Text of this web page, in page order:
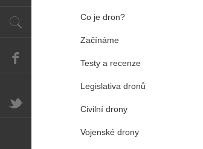
Co je dron?
Začínáme
Testy a recenze
Legislativa dronů
Civilní drony
Vojenské drony